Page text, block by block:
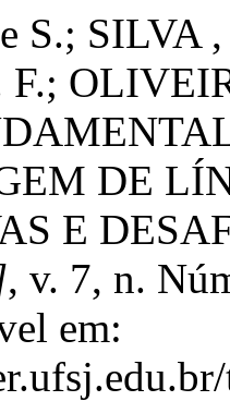
S.; SILVA
DE
E
, v. 7, n.
em: